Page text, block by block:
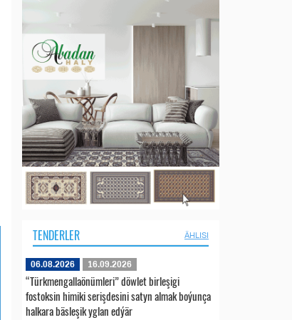
TENDERLER ÄHLISI
06.08.2026 16.09.2026
“Türkmengallaönümleri” döwlet birleşigi
fostoksin himiki serişdesini satyn almak boýunça
halkara bäsleşik yglan edýär